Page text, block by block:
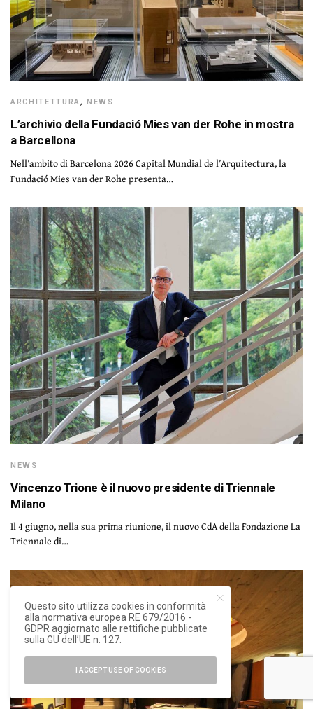
ARCHITETTURA ,NEWS
L’archivio della Fundació Mies van der Rohe in mostra
a Barcellona
Nell’ambito di Barcelona 2026 Capital Mundial de l’Arquitectura, la
Fundació Mies van der Rohe presenta…
NEWS
Vincenzo Trione è il nuovo presidente di Triennale
Milano
Il 4 giugno, nella sua prima riunione, il nuovo CdA della Fondazione La
Triennale di…
Questo sito utilizza cookies in conformità
alla normativa europea RE 679/2016 -
GDPR aggiornato alle rettifiche pubblicate
sulla GU dell’UE n. 127.
I ACCEPT USE OF COOKIES